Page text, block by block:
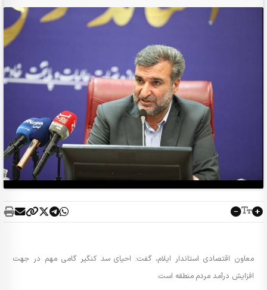
معاون اقتصادی استاندار ایلام، گفت: احیای سد کنگیر گامی مهم در جهت
افزایش درآمد مردم منطقه است.